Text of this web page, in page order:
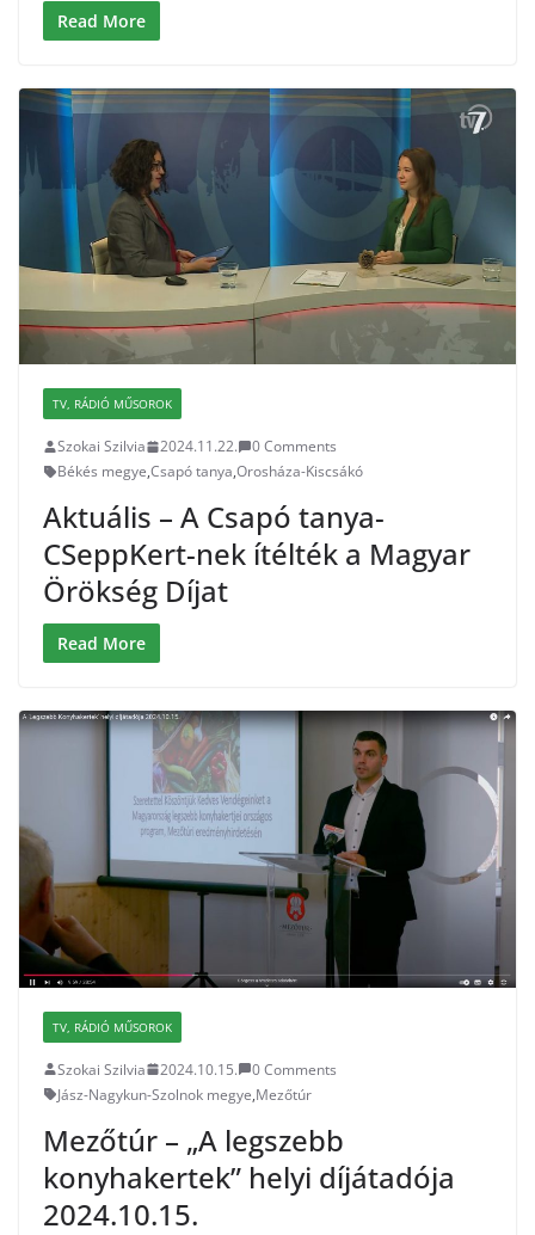
Read More
TV, RÁDIÓ MŰSOROK
Szokai Szilvia 2024.11.22.
0 Comments
Békés megye,Csapó tanya,Orosháza-Kiscsákó
Aktuális – A Csapó tanya-
CSeppKert-nek ítélték a Magyar
Örökség Díjat
Read More
TV, RÁDIÓ MŰSOROK
Szokai Szilvia 2024.10.15.
0 Comments
Jász-Nagykun-Szolnok megye,Mezőtúr
Mezőtúr – „A legszebb
konyhakertek” helyi díjátadója
2024.10.15.